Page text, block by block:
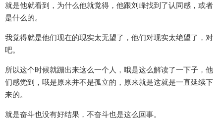
就是他就看到，为什么他就觉得，他跟刘峰找到了认同感，或者
是什么的。
我觉得就是他们现在的现实太无望了，他们对现实太绝望了，对
吧。
所以这个时候就蹦出来这么一个人，哦是这么解读了一下子，他
们感觉到，哦是原来并不是孤立的，原来就是这就是一直延续下
来的。
就是奋斗也没有好结果，不奋斗也是这么回事。